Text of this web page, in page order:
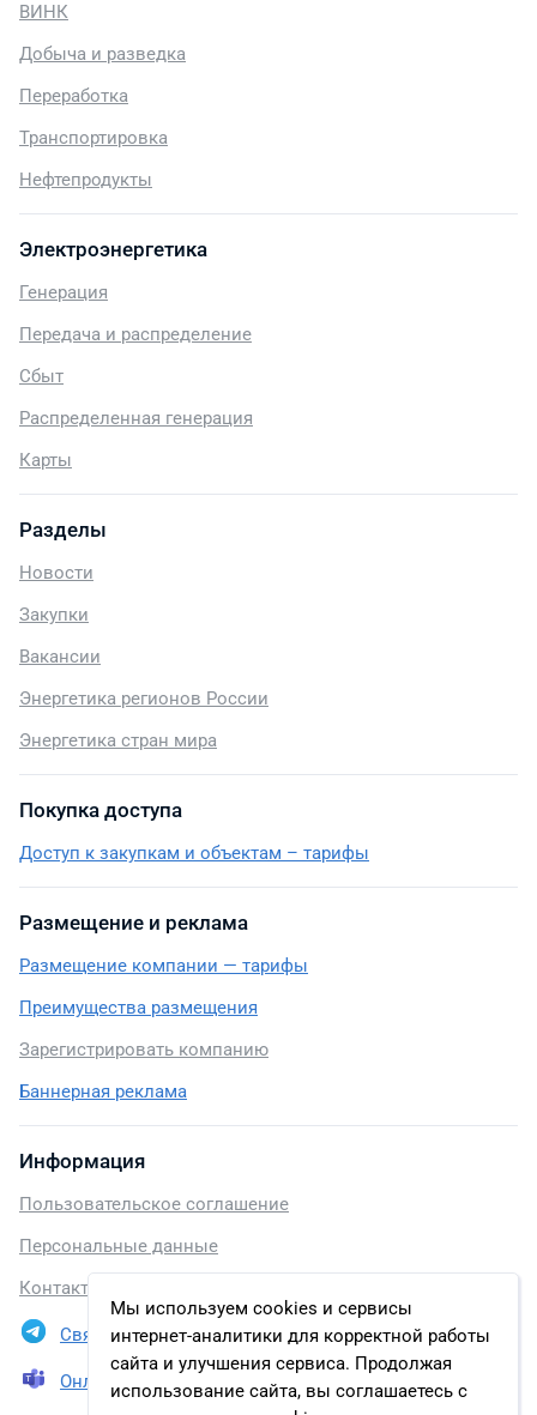
Мы используем cookies и сервисы
интернет-аналитики для корректной работы
сайта и улучшения сервиса. Продолжая
использование сайта, вы соглашаетесь с
ВИНК
Добыча и разведка
Переработка
Транспортировка
Нефтепродукты
Электроэнергетика
Генерация
Передача и распределение
Сбыт
Распределенная генерация
Карты
Разделы
Новости
Закупки
Вакансии
Энергетика регионов России
Энергетика стран мира
Покупка доступа
Доступ к закупкам и объектам – тарифы
Размещение и реклама
Размещение компании — тарифы
Преимущества размещения
Зарегистрировать компанию
Баннерная реклама
Информация
Пользовательское соглашение
Персональные данные
Контакты
Связаться в Telegram
Онлайн презентация